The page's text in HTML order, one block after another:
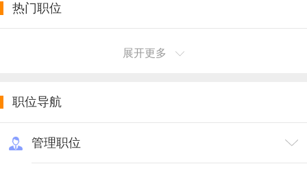
热门职位
展开更多
职位导航
管理职位